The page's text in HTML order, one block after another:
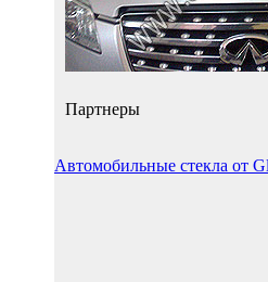
Партнеры
Автомобильные стекла от